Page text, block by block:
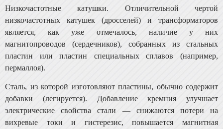
Низкочастотные катушки. Отличительной чертой
низкочастотных катушек (дросселей) и трансформаторов
является, как уже отмечалось, наличие у них
магнитопроводов (сердечников), собранных из стальных
пластин или пластин специальных сплавов (например,
пермал­лоя).
Сталь, из которой изготовляют пластины, обычно со­держит
добавки (легируется). Добавление кремния улуч­шает
электрические свойства стали — снижаются потери на
вихревые токи и гистерезис, повышается магнитная